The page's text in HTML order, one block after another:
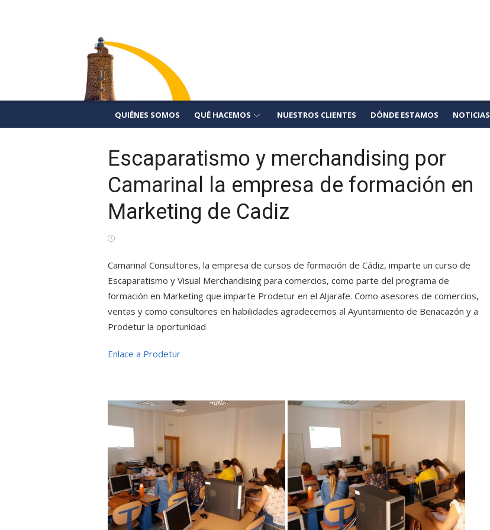
QUIÉNES SOMOS QUÉ HACEMOS NUESTROS CLIENTES DÓNDE ESTAMOS NOTICIAS
Escaparatismo y merchandising por
Camarinal la empresa de formación en
Marketing de Cadiz
Publicada
Camarinal Consultores, la empresa de cursos de formación de Cádiz, imparte un curso de
Escaparatismo y Visual Merchandising para comercios, como parte del programa de
formación en Marketing que imparte Prodetur en el Aljarafe. Como asesores de comercios,
ventas y como consultores en habilidades agradecemos al Ayuntamiento de Benacazón y a
Prodetur la oportunidad
Enlace a Prodetur